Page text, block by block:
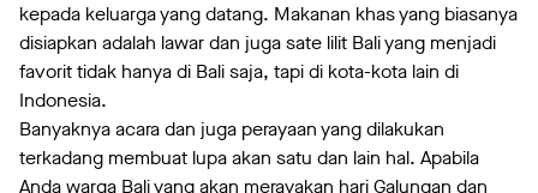
kepada keluarga yang datang. Makanan khas yang biasanya
disiapkan adalah lawar dan juga sate lilit Bali yang menjadi
favorit tidak hanya di Bali saja, tapi di kota-kota lain di
Indonesia.
Banyaknya acara dan juga perayaan yang dilakukan
terkadang membuat lupa akan satu dan lain hal. Apabila
Anda warga Bali yang akan merayakan hari Galungan dan